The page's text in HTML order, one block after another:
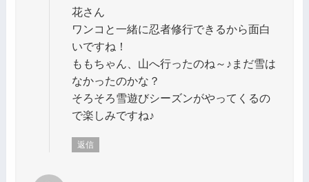
花さん
ワンコと一緒に忍者修行できるから面白
いですね！
ももちゃん、山へ行ったのね～♪まだ雪は
なかったのかな？
そろそろ雪遊びシーズンがやってくるの
で楽しみですね♪
返信